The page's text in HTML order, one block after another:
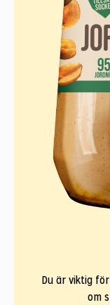
Du är viktig
om